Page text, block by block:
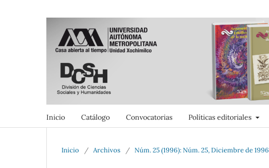
Inicio Catálogo Convocatorias Políticas editoriales
Inicio / Archivos / Núm. 25 (1996): Núm. 25, Diciembre de 1996